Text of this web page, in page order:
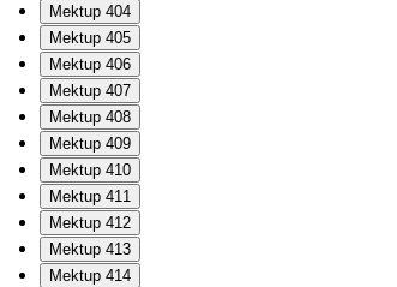
Mektup 404
Mektup 405
Mektup 406
Mektup 407
Mektup 408
Mektup 409
Mektup 410
Mektup 411
Mektup 412
Mektup 413
Mektup 414